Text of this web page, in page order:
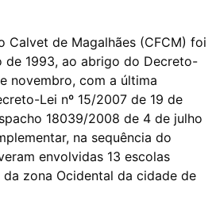
Calvet de Magalhães (CFCM) foi
de 1993, ao abrigo do Decreto-
novembro, com a última
Lei nº 15/2007 de 19 de
18039/2008 de 4 de julho
na sequência do
envolvidas 13 escolas
da zona Ocidental da cidade de